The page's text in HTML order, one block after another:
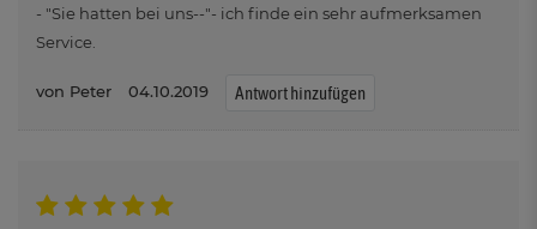
- "Sie hatten bei uns--"- ich finde ein sehr aufmerksamen
Service.
Peter 04.10.2019 Antwort hinzufügen